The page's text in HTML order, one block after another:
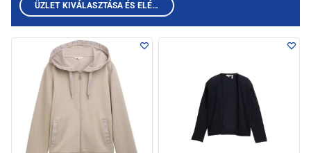
ÜZLET KIVÁLASZTÁSA ÉS ELÉRHETŐ TERMÉKEK MEGTEKINTÉSE